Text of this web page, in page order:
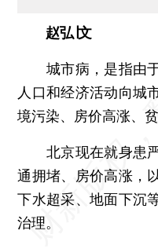
赵弘∣文
城市病，是指由于
人口和经济活动向城
境污染、房价高涨、
北京现在就身患严
通拥堵、房价高涨，
下水超采、地面下沉
治理。